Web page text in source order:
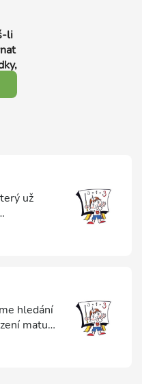
li
už
partii!
hledání
matu
krále - ze
je